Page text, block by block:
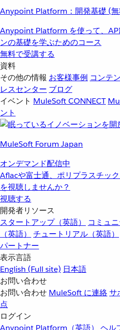
Anypoint Platform：開発基礎 (
Anypoint Platform を使って、
ンの基礎を学ぶためのコース
無料で受講する
資料
その他の情報 お客様事例 コンテ
レスセンター ブログ
イベント MuleSoft CONNECT
ント
MuleSoft Forum Japan
オンデマンド配信中
Aflacや富士通、ポリプラスチッ
を視聴しませんか？
視聴する
開発者リソース
スタートアップ（英語）
コミュニ
（英語）
チュートリアル（英語）
パートナー
表示言語
English (Full site) 日本語
お問い合わせ
お問い合わせ MuleSoft に連絡サ
点
ログイン
Anypoint Platform（英語） ヘル